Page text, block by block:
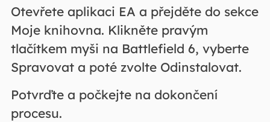
Otevřete aplikaci EA a přejděte do sekce
Moje knihovna. Klikněte pravým
tlačítkem myši na Battlefield 6, vyberte
Spravovat a poté zvolte Odinstalovat.
Potvrďte a počkejte na dokončení
procesu.